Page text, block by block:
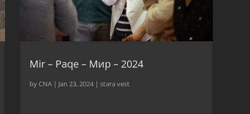
Mir – Paqe – Мир – 2024
by CNA| Jan 23, 2024| stara vest